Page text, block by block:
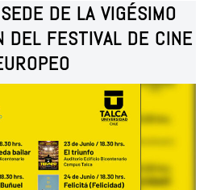
DE LA VIGÉSIMO
DEL FESTIVAL DE CINE